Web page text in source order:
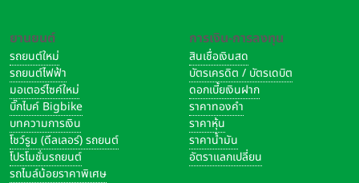
ยานยนต์
รถยนต์ใหม่
รถยนต์ไฟฟ้า
มอเตอร์ไซค์ใหม่
บิ๊กไบค์ Bigbike
บทความการเงิน
โชว์รูม (ดีลเลอร์) รถยนต์
โปรโมชั่นรถยนต์
รถไมล์น้อยราคาพิเศษ
การเงิน-การลงทุน
สินเชื่อเงินสด
บัตรเครดิต / บัตรเดบิต
ดอกเบี้ยเงินฝาก
ราคาทองคำ
ราคาหุ้น
ราคาน้ำมัน
อัตราแลกเปลี่ยน